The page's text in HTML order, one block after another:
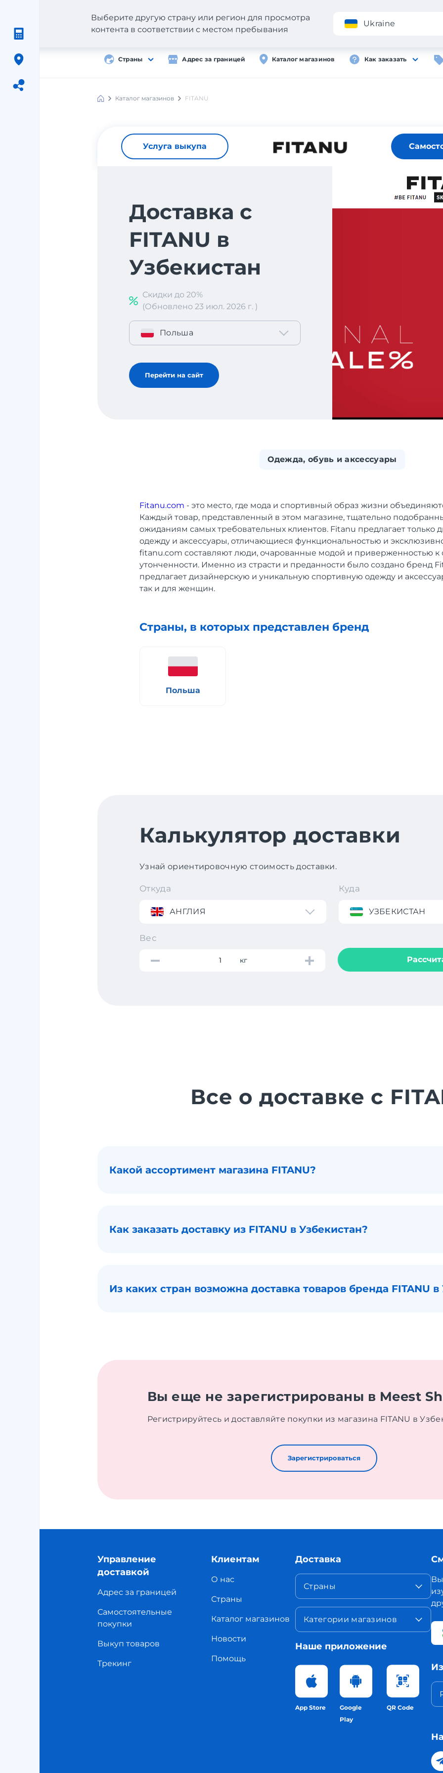
Приложение
Страны Адрес за границей Каталог магазинов Как заказать
Выберите другую страну или регион для просмотра
контента в соответствии с местом пребывания
Ukraine
Meest
Каталог магазинов FITANU
Услуга выкупа
Доставка с
FITANU в
Узбекистан
Скидки до 20%
(Обновлено 23 июл. 2026 г. )
Польша
Перейти на сайт
Одежда, обувь и аксессуары
Fitanu.com - это место, где мода и спортивный образ жизни
Каждый товар, представленный в этом магазине, тщательно
ожиданиям самых требовательных клиентов. Fitanu предлагает только
одежду и аксессуары, отличающиеся функциональностью и
fitanu.com составляют люди, очарованные модой и приверженностью к
утонченности. Именно из страсти и преданности было создано бренд
предлагает дизайнерскую и уникальную спортивную одежду и
так и для женщин.
Страны, в которых представлен бренд
Польша
Калькулятор доставки
Узнай ориентировочную стоимость доставки.
Откуда
АНГЛИЯ
Куда
УЗБЕКИСТАН
Вес
кг
Все о доставке с
Какой ассортимент магазина FITANU?
Как заказать доставку из FITANU в Узбекистан?
Из каких стран возможна доставка товаров бренда FITANU в
Вы еще не зарегистрированы в Meest
Регистрируйтесь и доставляйте покупки из магазина FITANU в
Зарегистрироваться
Управление
доставкой
Адрес за границей
Самостоятельные
покупки
Выкуп товаров
Трекинг
Клиентам
О нас
Страны
Каталог магазинов
Новости
Помощь
Доставка
Страны
Категории магазинов
Наше приложение
App Store
Google
Play
QR Code